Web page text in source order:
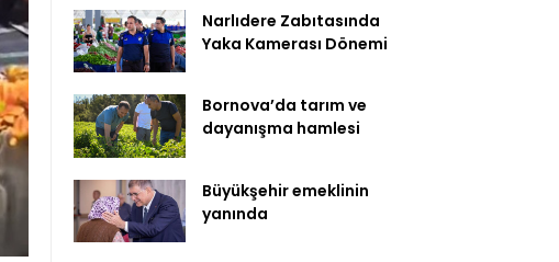
Narlıdere Zabıtasında
Yaka Kamerası Dönemi
Bornova’da tarım ve
dayanışma hamlesi
Büyükşehir emeklinin
yanında